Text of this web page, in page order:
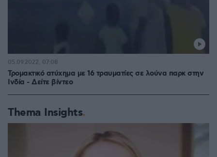
Τρομακτικό ατύχημα με 16 τραυματίες σε λούνα παρκ στην
Ινδία - Δείτε βίντεο
05.09.2022, 07:08
Thema Insights